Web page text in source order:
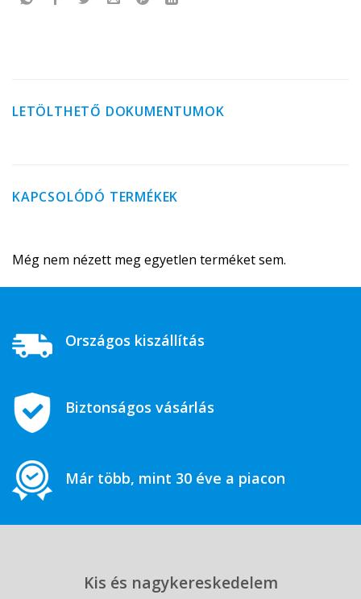
LETÖLTHETŐ DOKUMENTUMOK
KAPCSOLÓDÓ TERMÉKEK
Még nem nézett meg egyetlen terméket sem.
Országos kiszállítás
Biztonságos vásárlás
Már több, mint 30 éve a piacon
Kis és nagykereskedelem